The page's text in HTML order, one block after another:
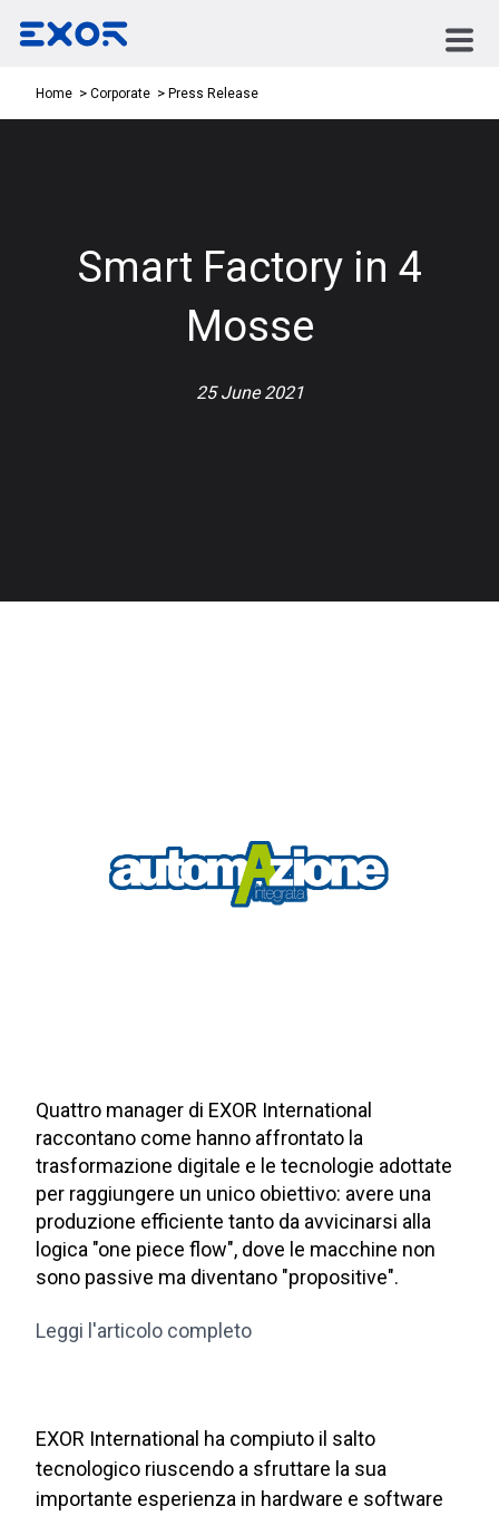
Home Corporate Press Release
Smart Factory in 4
Mosse
25 June 2021
Quattro manager di EXOR International
raccontano come hanno affrontato la
trasformazione digitale e le tecnologie adottate
per raggiungere un unico obiettivo: avere una
produzione efficiente tanto da avvicinarsi alla
logica "one piece flow", dove le macchine non
sono passive ma diventano "propositive".
Leggi l'articolo completo
EXOR International ha compiuto il salto
tecnologico riuscendo a sfruttare la sua
importante esperienza in hardware e software